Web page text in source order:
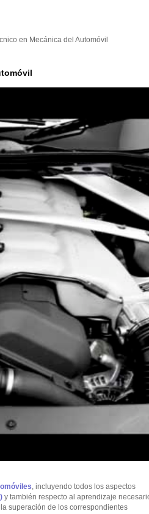
en Mecánica del Automóvil
, incluyendo todos los aspectos
y también respecto al aprendizaje
superación de los correspondientes